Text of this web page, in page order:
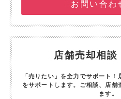
お問い合わ
店舗売却相談
「売りたい」を全力でサポート！
をサポートします。 ご相談、店舗
ます。